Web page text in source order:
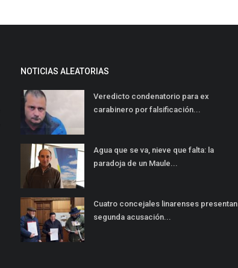
NOTICIAS ALEATORIAS
Veredicto condenatorio para ex
carabinero por falsificación...
Agua que se va, nieve que falta: la
paradoja de un Maule...
Cuatro concejales linarenses presentan
segunda acusación...